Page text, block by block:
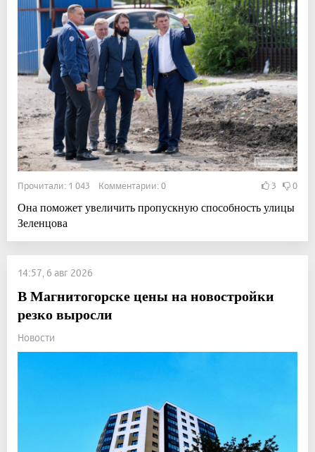
Прочитали: 1 043 Комментарии: 0 3 0
Она поможет увеличить пропускную способность улицы
Зеленцова
14:57, 6 авг 2026
В Магнитогорске цены на новостройки
резко выросли
Новости